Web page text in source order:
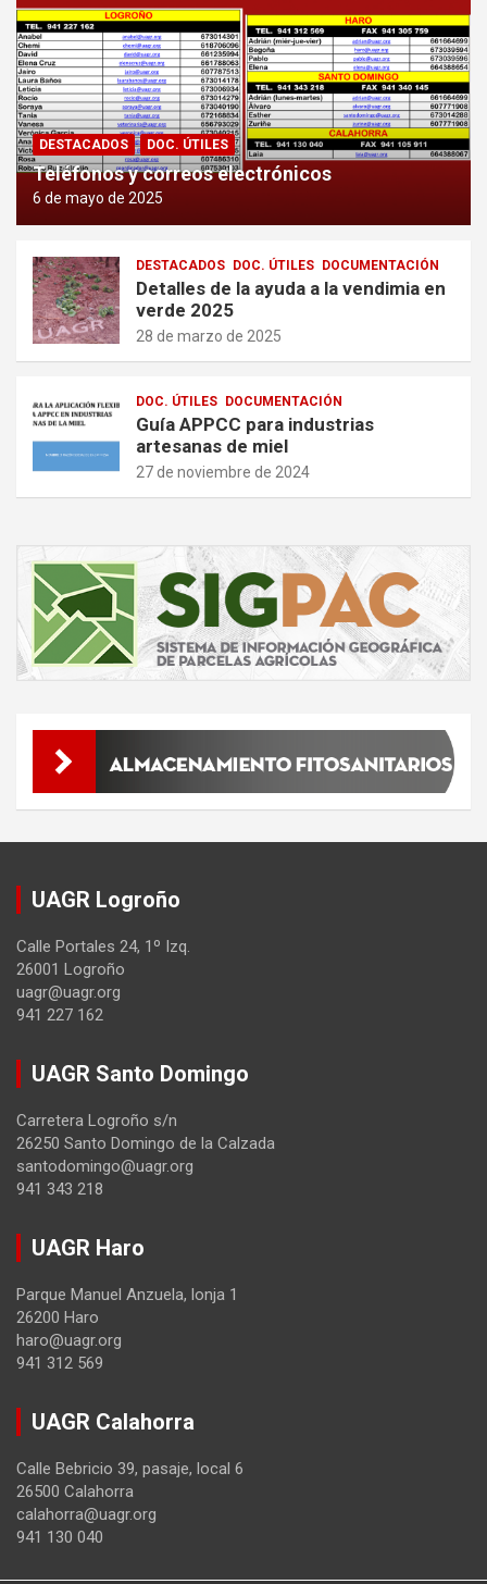
DESTACADOS DOC. ÚTILES
Teléfonos y correos electrónicos
6 de mayo de 2025
DESTACADOS DOC. ÚTILES DOCUMENTACIÓN
Detalles de la ayuda a la vendimia en
verde 2025
28 de marzo de 2025
DOC. ÚTILES DOCUMENTACIÓN
Guía APPCC para industrias
artesanas de miel
27 de noviembre de 2024
A
d
v
e
r
i
m
e
t
UAGR Logroño
Calle Portales 24, 1º Izq.
26001 Logroño
uagr@uagr.org
941 227 162
UAGR Santo Domingo
Carretera Logroño s/n
26250 Santo Domingo de la Calzada
santodomingo@uagr.org
941 343 218
UAGR Haro
Parque Manuel Anzuela, lonja 1
26200 Haro
haro@uagr.org
941 312 569
UAGR Calahorra
Calle Bebricio 39, pasaje, local 6
26500 Calahorra
calahorra@uagr.org
941 130 040